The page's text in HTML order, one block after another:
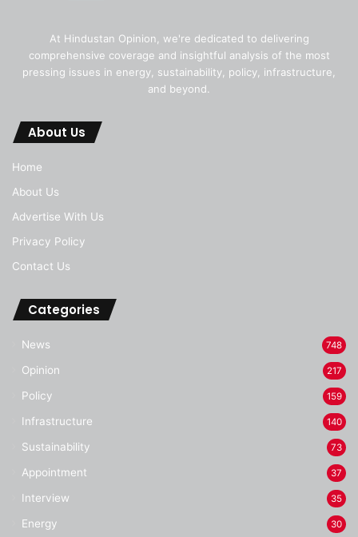
At Hindustan Opinion, we're dedicated to delivering
comprehensive coverage and insightful analysis of the most
pressing issues in energy, sustainability, policy, infrastructure,
and beyond.
About Us
Home
About Us
Advertise With Us
Privacy Policy
Contact Us
Categories
News 748
Opinion 217
Policy 159
Infrastructure 140
Sustainability 73
Appointment 37
Interview 35
Energy 30